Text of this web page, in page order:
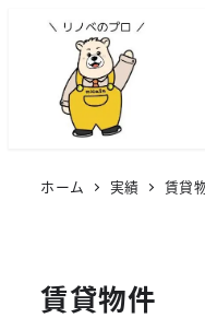
ホーム 実績 賃貸
賃貸物件